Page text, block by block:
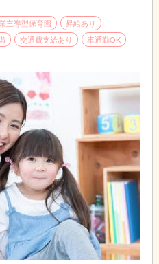
主導型保育園
昇給あり
交通費支給あり
車通勤OK